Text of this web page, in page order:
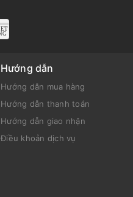
Hướng dẫn
Hướng dẫn mua hàng
Hướng dẫn thanh toán
Hướng dẫn giao nhận
Điều khoản dịch vụ